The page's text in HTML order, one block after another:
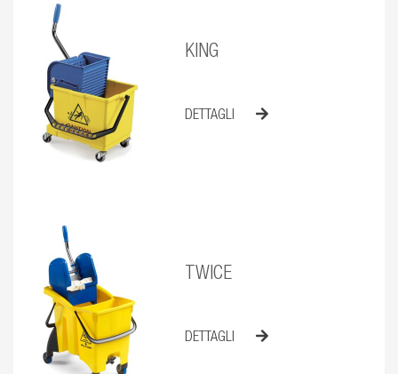
KING
DETTAGLI
TWICE
DETTAGLI